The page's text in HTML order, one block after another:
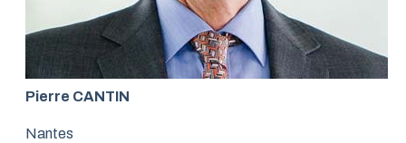
Pierre CANTIN
Nantes